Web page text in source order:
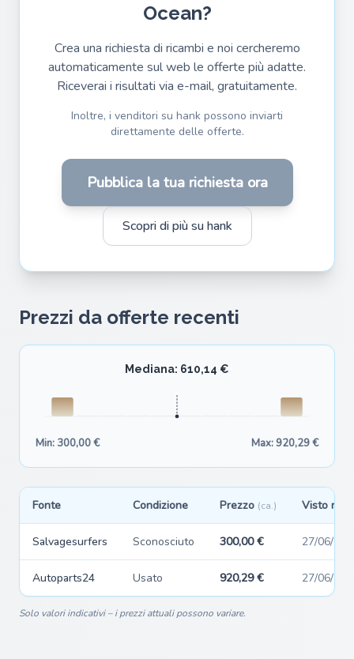
Ocean?
Crea una richiesta di ricambi e noi cercheremo
automaticamente sul web le offerte più adatte.
Riceverai i risultati via e-mail, gratuitamente.
Inoltre, i venditori su hank possono inviarti
direttamente delle offerte.
Pubblica la tua richiesta ora
Scopri di più su hank
Prezzi da offerte recenti
Mediana: 610,14 €
Min: 300,00 € Max: 920,29 €
Fonte Condizione Prezzo (ca.) Visto
Salvagesurfers Sconosciuto 300,00 € 27/06/
Autoparts24 Usato 920,29 € 27/06/
Solo valori indicativi – i prezzi attuali possono variare.